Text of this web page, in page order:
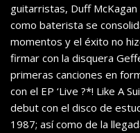
guitarristas, Duff
como baterista se
momentos y el éxito no
firmar con la disquera
primeras canciones en
con el EP ‘Live ?*! Like A
debut con el disco de
1987; así como de la